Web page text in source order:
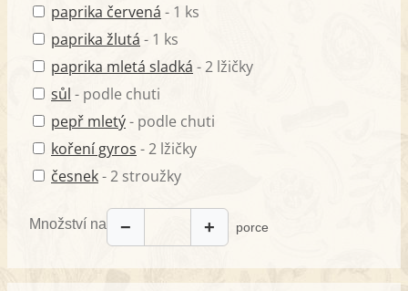
paprika červená - 1 ks
paprika žlutá - 1 ks
paprika mletá sladká - 2 lžičky
sůl - podle chuti
pepř mletý- podle chuti
koření gyros - 2 lžičky
česnek- 2 stroužky
Množství na − + porce